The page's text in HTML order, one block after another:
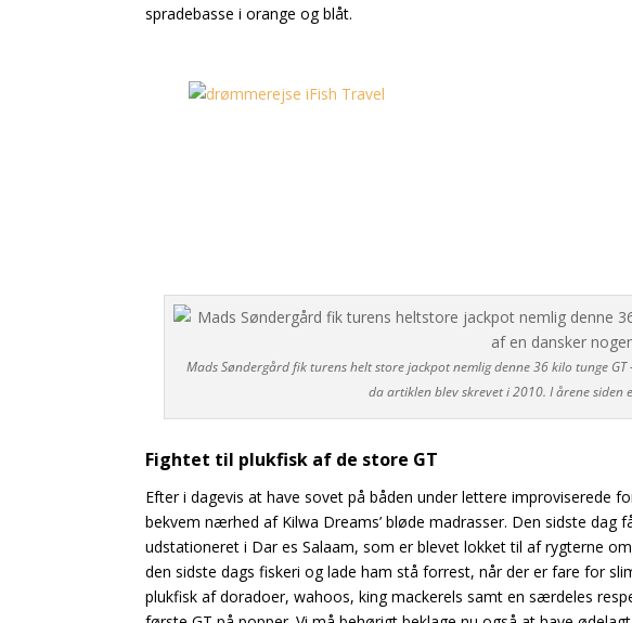
spradebasse i orange og blåt.
Mads Søndergård fik turens helt store jackpot nemlig denne 36 kilo tunge
da artiklen blev skrevet i 2010. I årene siden
Fightet til plukfisk af de store GT
Efter i dagevis at have sovet på båden under lettere improviserede
bekvem nærhed af Kilwa Dreams’ bløde madrasser. Den sidste dag
udstationeret i Dar es Salaam, som er blevet lokket til af rygterne
den sidste dags fiskeri og ladeham stå forrest, når der er fare for
plukfiskaf doradoer, wahoos, king mackerels samt en særdeles